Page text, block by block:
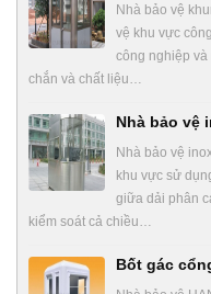
Nhà bảo vệ
vệ khu vực
công nghiệp
chắn và chất liệu…
Nhà bảo vệ
Nhà bảo vệ
khu vực sử
giữa dải phân
kiểm soát cả chiều…
Bốt gác